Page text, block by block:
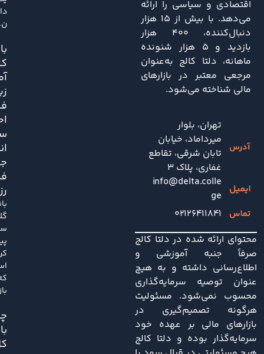
اقتصادی و سیاسی را ارائه
می‌دهد. با بیش از ۱۵ هزار
دنبال‌کننده، ۴۰۰ هزار
بازدید و ۵ هزار شنونده
ماهانه، دلتا کالج به‌عنوان
مرجعی معتبر در بازارهای
مالی شناخته می‌شود.
تهران، بلوار
میرداماد، خیابان
تابان شرقی، تقاطع
غفاری، پلاک 3
info@delta.colle
ge
۰۲۱۲۶۴۱۱۸۴۱
محتوای ارائه شده در دلتا کالج
صرفاً جنبه آموزشی و
اطلاع‌رسانی داشته و به هیچ
عنوان توصیه سرمایه‌گذاری
محسوب نمی‌شود. مسئولیت
هرگونه تصمیم‌گیری در
بازارهای مالی بر عهده خود
سرمایه‌گذار بوده و دلتا کالج
با